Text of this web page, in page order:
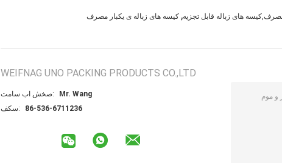
های زباله قابل تجزیه, کیسه های زباله ی یکبار مصرف
WEIFNAG UNO PACKING PRODUCTS CO.,LTD
تماس با شخص:
Mr. Wang
فکس:
86-536-6711236